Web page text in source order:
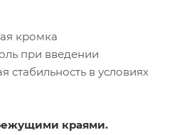
кромка
при введении
стабильность в условиях
краями.